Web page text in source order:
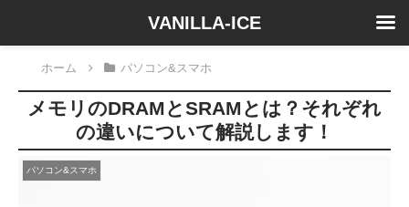
ホーム パソコン&スマホ
メモリのDRAMとSRAMとは？それぞれ
の違いについて解説します！
パソコン&スマホ
VANILLA-ICE